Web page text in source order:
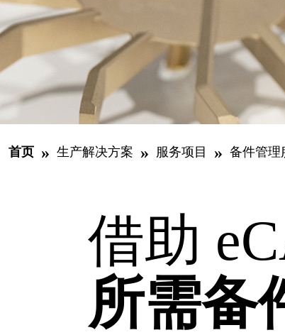
首页 » 生产解决方案 » 服务项目 » 备件管理
借助
所需备